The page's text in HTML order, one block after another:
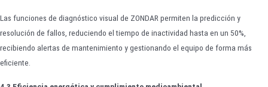
Las funciones de diagnóstico visual de ZONDAR permiten la predicción y
resolución de fallos, reduciendo el tiempo de inactividad hasta en un 50%,
recibiendo alertas de mantenimiento y gestionando el equipo de forma más
eficiente.